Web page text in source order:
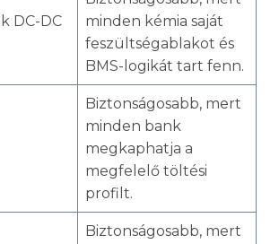
DC-DC
minden kémia saját
feszültségablakot és
BMS-logikát tart fenn.
Biztonságosabb, mert
minden bank
megkaphatja a
megfelelő töltési
profilt.
Biztonságosabb, mert